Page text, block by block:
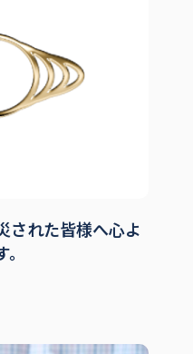
された皆様へ心よ